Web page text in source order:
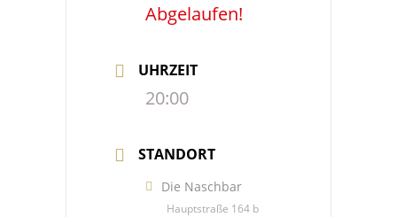
Abgelaufen!
UHRZEIT
20:00
STANDORT
Die Naschbar
Hauptstraße 164 b